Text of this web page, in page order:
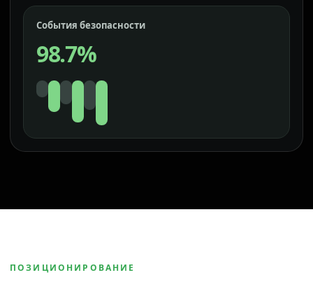
События безопасности
98.7%
ПОЗИЦИОНИРОВАНИЕ